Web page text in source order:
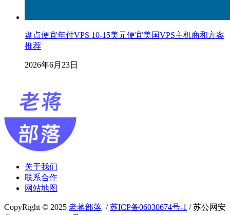
盘点便宜年付VPS 10-15美元便宜美国VPS主机商和方案
推荐
2026年6月23日
关于我们
联系合作
网站地图
CopyRight © 2025 老蒋部落 /苏ICP备06030674号-1 / 苏公网安